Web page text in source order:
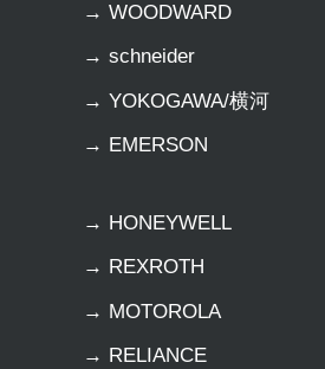
→ WOODWARD
→ schneider
→ YOKOGAWA/横河
→ EMERSON
→ HONEYWELL
→ REXROTH
→ MOTOROLA
→ RELIANCE